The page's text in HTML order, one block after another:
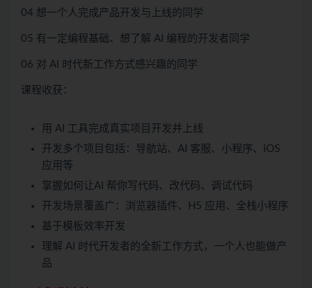
04 想一个人完成产品开发与上线的同学
05 有一定编程基础、想了解 AI 编程的开发者同学
06 对 AI 时代新工作方式感兴趣的同学
课程收获：
用 AI 工具完成真实项目开发并上线
开发多个项目包括：导航站、AI 客服、小程序、iOS
应用等
掌握如何让AI 帮你写代码、改代码、调试代码
开发场景覆盖广：浏览器插件、H5 应用、全栈小程序
基于模板效率开发
理解 AI 时代开发者的全新工作方式，一个人也能做产
品